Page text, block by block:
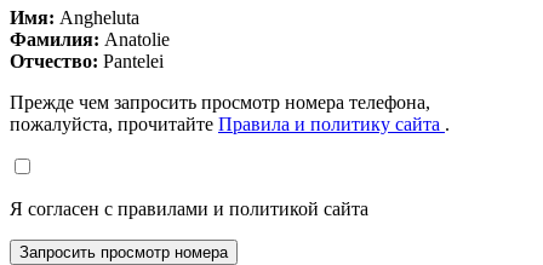
Имя: Angheluta
Фамилия: Anatolie
Отчество: Pantelei
Прежде чем запросить просмотр номера телефона,
пожалуйста, прочитайте Правила и политику сайта .
Я согласен с правилами и политикой сайта
Запросить просмотр номера